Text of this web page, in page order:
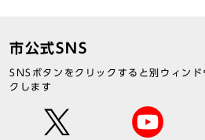
市公式SNS
SNSボタンをクリックすると別ウィン
クします